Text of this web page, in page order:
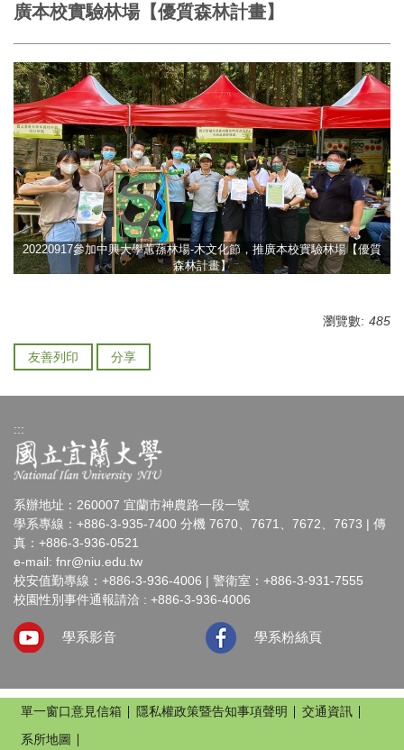
廣本校實驗林場【優質森林計畫】
20220917參加中興大學蕙蓀林場-木文化節，推廣本校實驗林場【優質
森林計畫】
瀏覽數: 485
友善列印 分享
:::
系辦地址：260007 宜蘭市神農路一段一號
學系專線：+886-3-935-7400 分機 7670、7671、7672、7673 | 傳
真：+886-3-936-0521
e-mail: fnr@niu.edu.tw
校安值勤專線：+886-3-936-4006 | 警衛室：+886-3-931-7555
校園性別事件通報請洽 : +886-3-936-4006
學系影音 學系粉絲頁
單一窗口意見信箱 隱私權政策暨告知事項聲明
交通資訊
系所地圖